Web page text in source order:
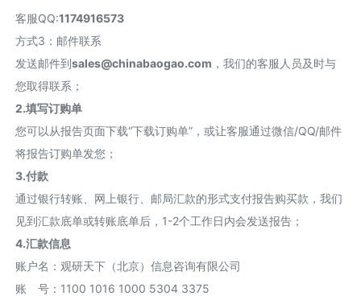
客服QQ:1174916573
方式3：邮件联系
发送邮件到sales@chinabaogao.com ，我们的客服人员及时与
您取得联系；
2.填写订购单
您可以从报告页面下载“下载订购单”，或让客服通过微信/QQ/邮件
将报告订购单发您；
3.付款
通过银行转账、网上银行、邮局汇款的形式支付报告购买款，我们
见到汇款底单或转账底单后，1-2个工作日内会发送报告；
4.汇款信息
账户名：观研天下（北京）信息咨询有限公司
账 号：1100 1016 1000 5304 3375